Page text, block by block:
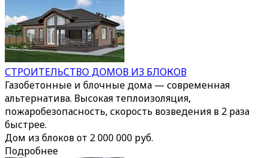
СТРОИТЕЛЬСТВО ДОМОВ ИЗ БЛОКОВ
Газобетонные и блочные дома — современная
альтернатива. Высокая теплоизоляция,
пожаробезопасность, скорость возведения в 2 раза
быстрее.
Дом из блоков от 2 000 000 руб.
Подробнее